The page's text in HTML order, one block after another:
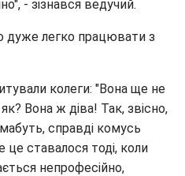
- зізнався ведучий.
дуже легко працювати з
колеги: "Вона ще не
Вона ж діва! Так, звісно,
справді комусь
ставалося тоді, коли
непрофесійно,